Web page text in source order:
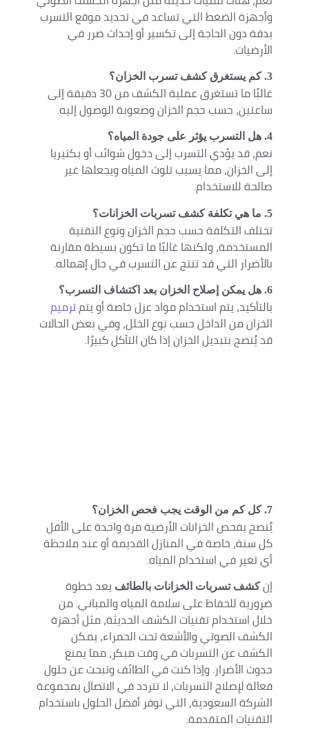
وأجهزة الضغط التي تساعد في تحديد موقع التسرب
بدقة دون الحاجة إلى تكسير أو إحداث ضرر في
الأرضيات.
3. كم يستغرق كشف تسرب الخزان؟
غالبًا ما تستغرق عملية الكشف من 30 دقيقة إلى
ساعتين، حسب حجم الخزان وصعوبة الوصول إليه.
4. هل التسرب يؤثر على جودة المياه؟
نعم، قد يؤدي التسرب إلى دخول شوائب أو بكتيريا
إلى الخزان، مما يسبب تلوث المياه ويجعلها غير
صالحة للاستخدام.
5. ما هي تكلفة كشف تسربات الخزانات؟
تختلف التكلفة حسب حجم الخزان ونوع التقنية
المستخدمة، ولكنها غالبًا ما تكون بسيطة مقارنة
بالأضرار التي قد تنتج عن التسرب في حال إهماله.
6. هل يمكن إصلاح الخزان بعد اكتشاف التسرب؟
بالتأكيد، يتم استخدام مواد عزل خاصة أو يتمترميم
الخزان من الداخل حسب نوع الخلل، وفي بعض الحالات
قد يُنصح بتبديل الخزان إذا كان التآكل كبيرًا.
7. كل كم من الوقت يجب فحص الخزان؟
يُنصح بفحص الخزانات الأرضية مرة واحدة على الأقل
كل سنة، خاصة في المنازل القديمة أو عند ملاحظة
أي تغير في استخدام المياه.
إنكشف تسربات الخزانات بالطائف يعد خطوة
ضرورية للحفاظ على سلامة المياه والمباني. من
خلال استخدام تقنيات الكشف الحديثة، مثل أجهزة
الكشف الصوتي والأشعة تحت الحمراء، يمكن
الكشف عن التسربات في وقت مبكر، مما يمنع
حدوث الأضرار. وإذا كنت في الطائف وتبحث عن حلول
فعالة لإصلاح التسربات، لا تتردد في الاتصال بمجموعة
الشركة السعودية، التي توفر أفضل الحلول باستخدام
التقنيات المتقدمة.